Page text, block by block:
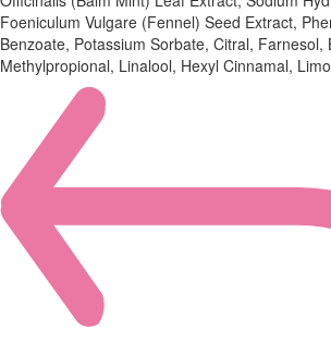
Foeniculum Vulgare (Fennel) Seed Extract,
Benzoate, Potassium Sorbate, Citral, Farnesol,
Methylpropional, Linalool, Hexyl Cinnamal,